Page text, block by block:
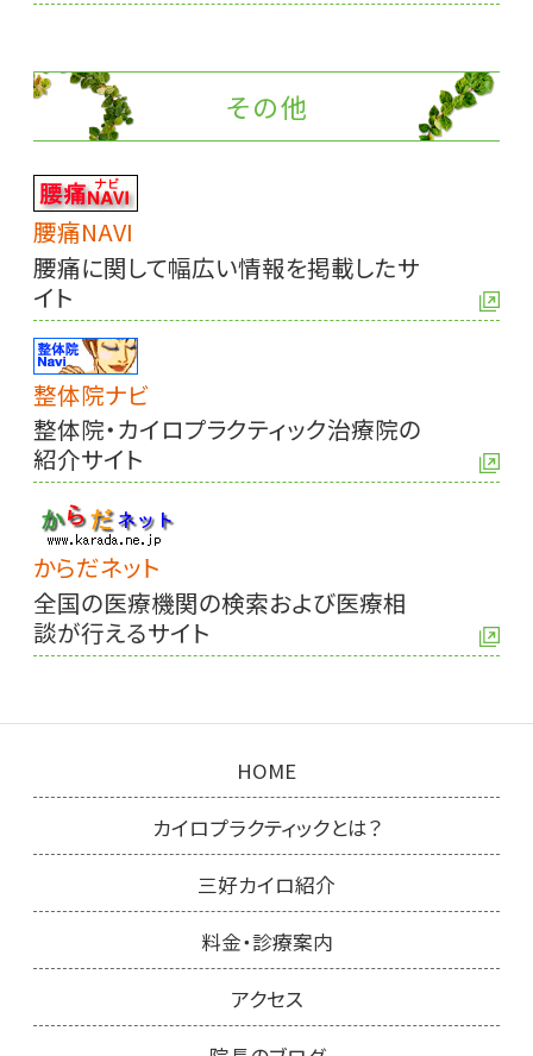
その他
腰痛NAVI
腰痛に関して幅広い情報を掲載したサ
イト
整体院ナビ
整体院・カイロプラクティック治療院の
紹介サイト
からだネット
全国の医療機関の検索および医療相
談が行えるサイト
HOME
カイロプラクティックとは？
三好カイロ紹介
料金・診療案内
アクセス